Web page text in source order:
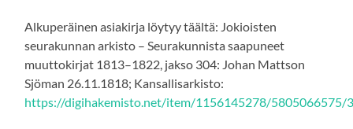
Alkuperäinen asiakirja löytyy täältä: Jokioisten
seurakunnan arkisto – Seurakunnista saapuneet
muuttokirjat 1813–1822, jakso 304: Johan Mattson
Sjöman 26.11.1818; Kansallisarkisto:
https://digihakemisto.net/item/1156145278/5805066575/